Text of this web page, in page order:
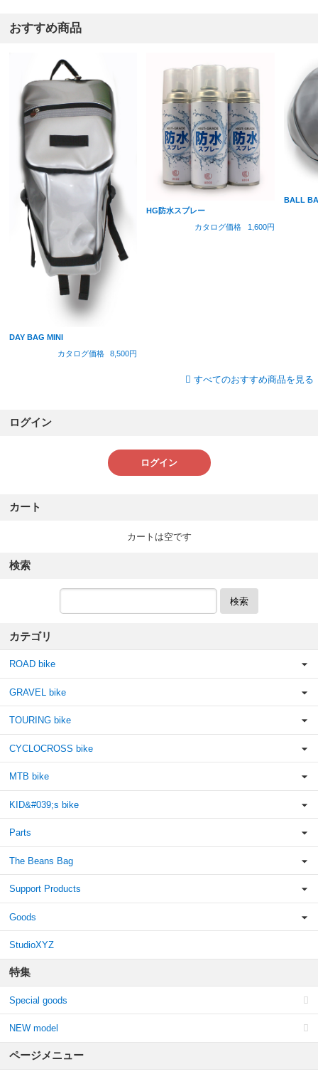
おすすめ商品
DAY BAG MINI
カタログ価格
8,500円
HG防水スプレー
カタログ価格
1,600円
BALL
すべてのおすすめ商品を見る
ログイン
ログイン
カート
カートは空です
検索
検索
カテゴリ
ROAD bike
GRAVEL bike
TOURING bike
CYCLOCROSS bike
MTB bike
KID&#039;s bike
Parts
The Beans Bag
Support Products
Goods
StudioXYZ
特集
Special goods
NEW model
ページメニュー